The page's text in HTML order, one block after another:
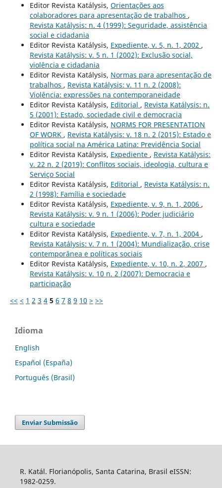
Editor Revista Katálysis, Orientações aos
colaboradores para apresentação de trabalhos ,
Revista Katálysis: n. 4 (1999): Seguridade, assistência
social e cidadania
Editor Revista Katálysis, Expediente, v. 5, n. 1, 2002 ,
Revista Katálysis: v. 5 n. 1 (2002): Exclusão social,
violência e cidadania
Editor Revista Katálysis, Normas para apresentação de
trabalhos , Revista Katálysis: v. 11 n. 2 (2008):
Violência: expressões na contemporaneidade
Editor Revista Katálysis, Editorial , Revista Katálysis: n.
5 (2001): Estado, sociedade civil e democracia
Editor Revista Katálysis, NORMS FOR PRESENTATION
OF WORK , Revista Katálysis: v. 18 n. 2 (2015): Estado e
política social na América Latina: Previdência Social
Editor Revista Katálysis, Expediente , Revista Katálysis:
v. 22 n. 2 (2019): Conflitos sociais, ideologia, cultura e
Serviço Social
Editor Revista Katálysis, Editorial , Revista Katálysis: n.
2 (1998): Família e sociedade
Editor Revista Katálysis, Expediente, v. 9, n. 1, 2006 ,
Revista Katálysis: v. 9 n. 1 (2006): Poder judiciário
cultura e sociedade
Editor Revista Katálysis, Expediente, v. 7, n. 1, 2004 ,
Revista Katálysis: v. 7 n. 1 (2004): Mundialização, crise
contemporânea e políticas sociais
Editor Revista Katálysis, Expediente, v. 10, n. 2, 2007 ,
Revista Katálysis: v. 10 n. 2 (2007): Democracia e
participação
<< < 1 2 3 4 5 6 7 8 9 10 > >>
Idioma
English
Español (España)
Português (Brasil)
Enviar Submissão
R. Katál. Florianópolis, Santa Catarina, Brasil eISSN:
1982-0259.